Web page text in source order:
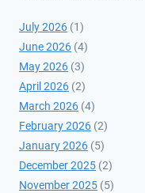
July 2026 (1)
June 2026 (4)
May 2026 (3)
April 2026 (2)
March 2026 (4)
February 2026 (2)
January 2026 (5)
December 2025 (2)
November 2025 (5)